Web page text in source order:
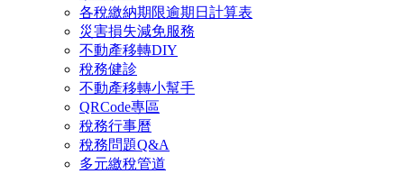
各稅繳納期限逾期日計算表
災害損失減免服務
不動產移轉DIY
稅務健診
不動產移轉小幫手
QRCode專區
稅務行事曆
稅務問題Q&A
多元繳稅管道